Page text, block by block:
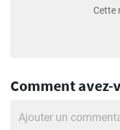
Cette
Comment avez-